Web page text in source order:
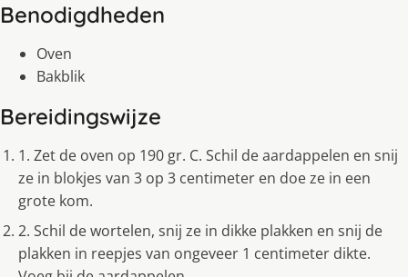
Benodigdheden
Oven
Bakblik
Bereidingswijze
1. Zet de oven op 190 gr. C. Schil de aardappelen en snij
ze in blokjes van 3 op 3 centimeter en doe ze in een
grote kom.
2. Schil de wortelen, snij ze in dikke plakken en snij de
plakken in reepjes van ongeveer 1 centimeter dikte.